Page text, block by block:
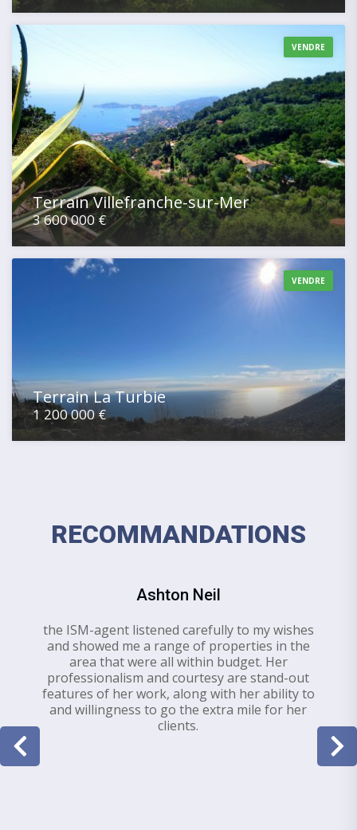
VENDRE
Terrain Villefranche-sur-Mer
3 600 000 €
VENDRE
Terrain La Turbie
1 200 000 €
RECOMMANDATIONS
Ashton Neil
the ISM-agent listened carefully to my wishes
and showed me a range of properties in the
area that were all within budget. Her
professionalism and courtesy are stand-out
features of her work, along with her ability to
and willingness to go the extra mile for her
clients.